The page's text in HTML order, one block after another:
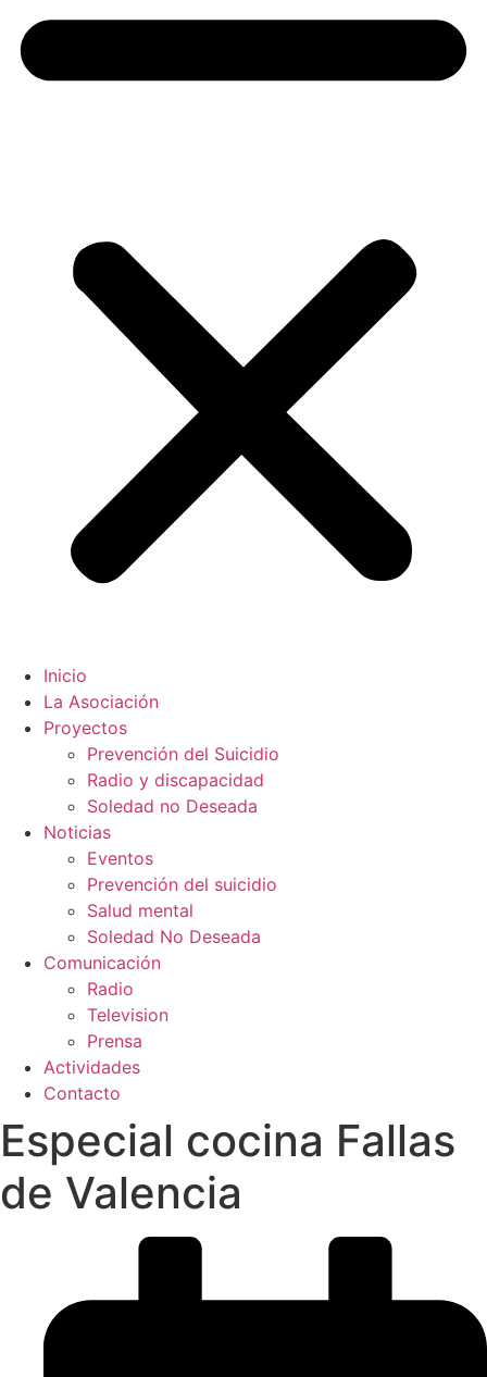
Inicio
La Asociación
Proyectos
Prevención del Suicidio
Radio y discapacidad
Soledad no Deseada
Noticias
Eventos
Prevención del suicidio
Salud mental
Soledad No Deseada
Comunicación
Radio
Television
Prensa
Actividades
Contacto
Especial cocina Fallas
de Valencia